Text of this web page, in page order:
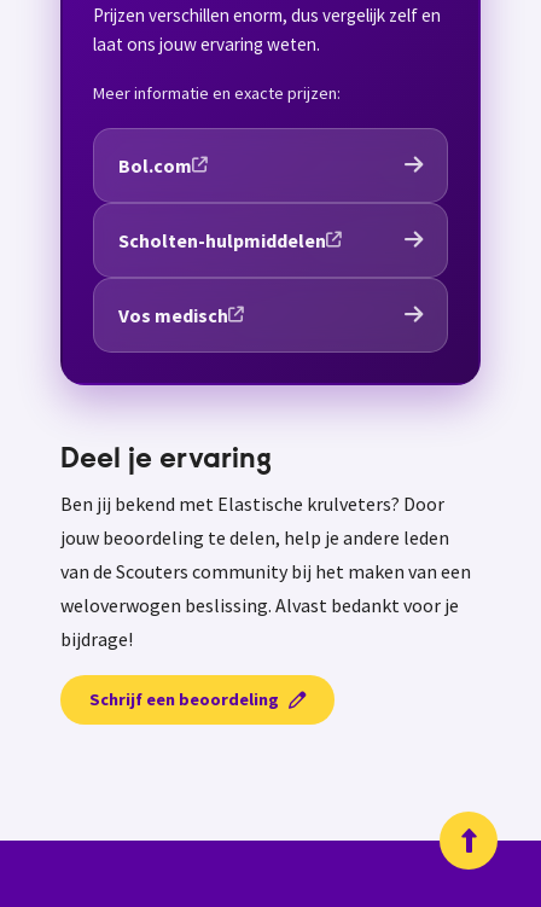
Prijzen verschillen enorm, dus vergelijk zelf en
laat ons jouw ervaring weten.
Meer informatie en exacte prijzen:
Bol.com
Scholten-hulpmiddelen
Vos medisch
Deel je ervaring
Ben jij bekend met Elastische krulveters? Door
jouw beoordeling te delen, help je andere leden
van de Scouters community bij het maken van een
weloverwogen beslissing. Alvast bedankt voor je
bijdrage!
Schrijf een beoordeling